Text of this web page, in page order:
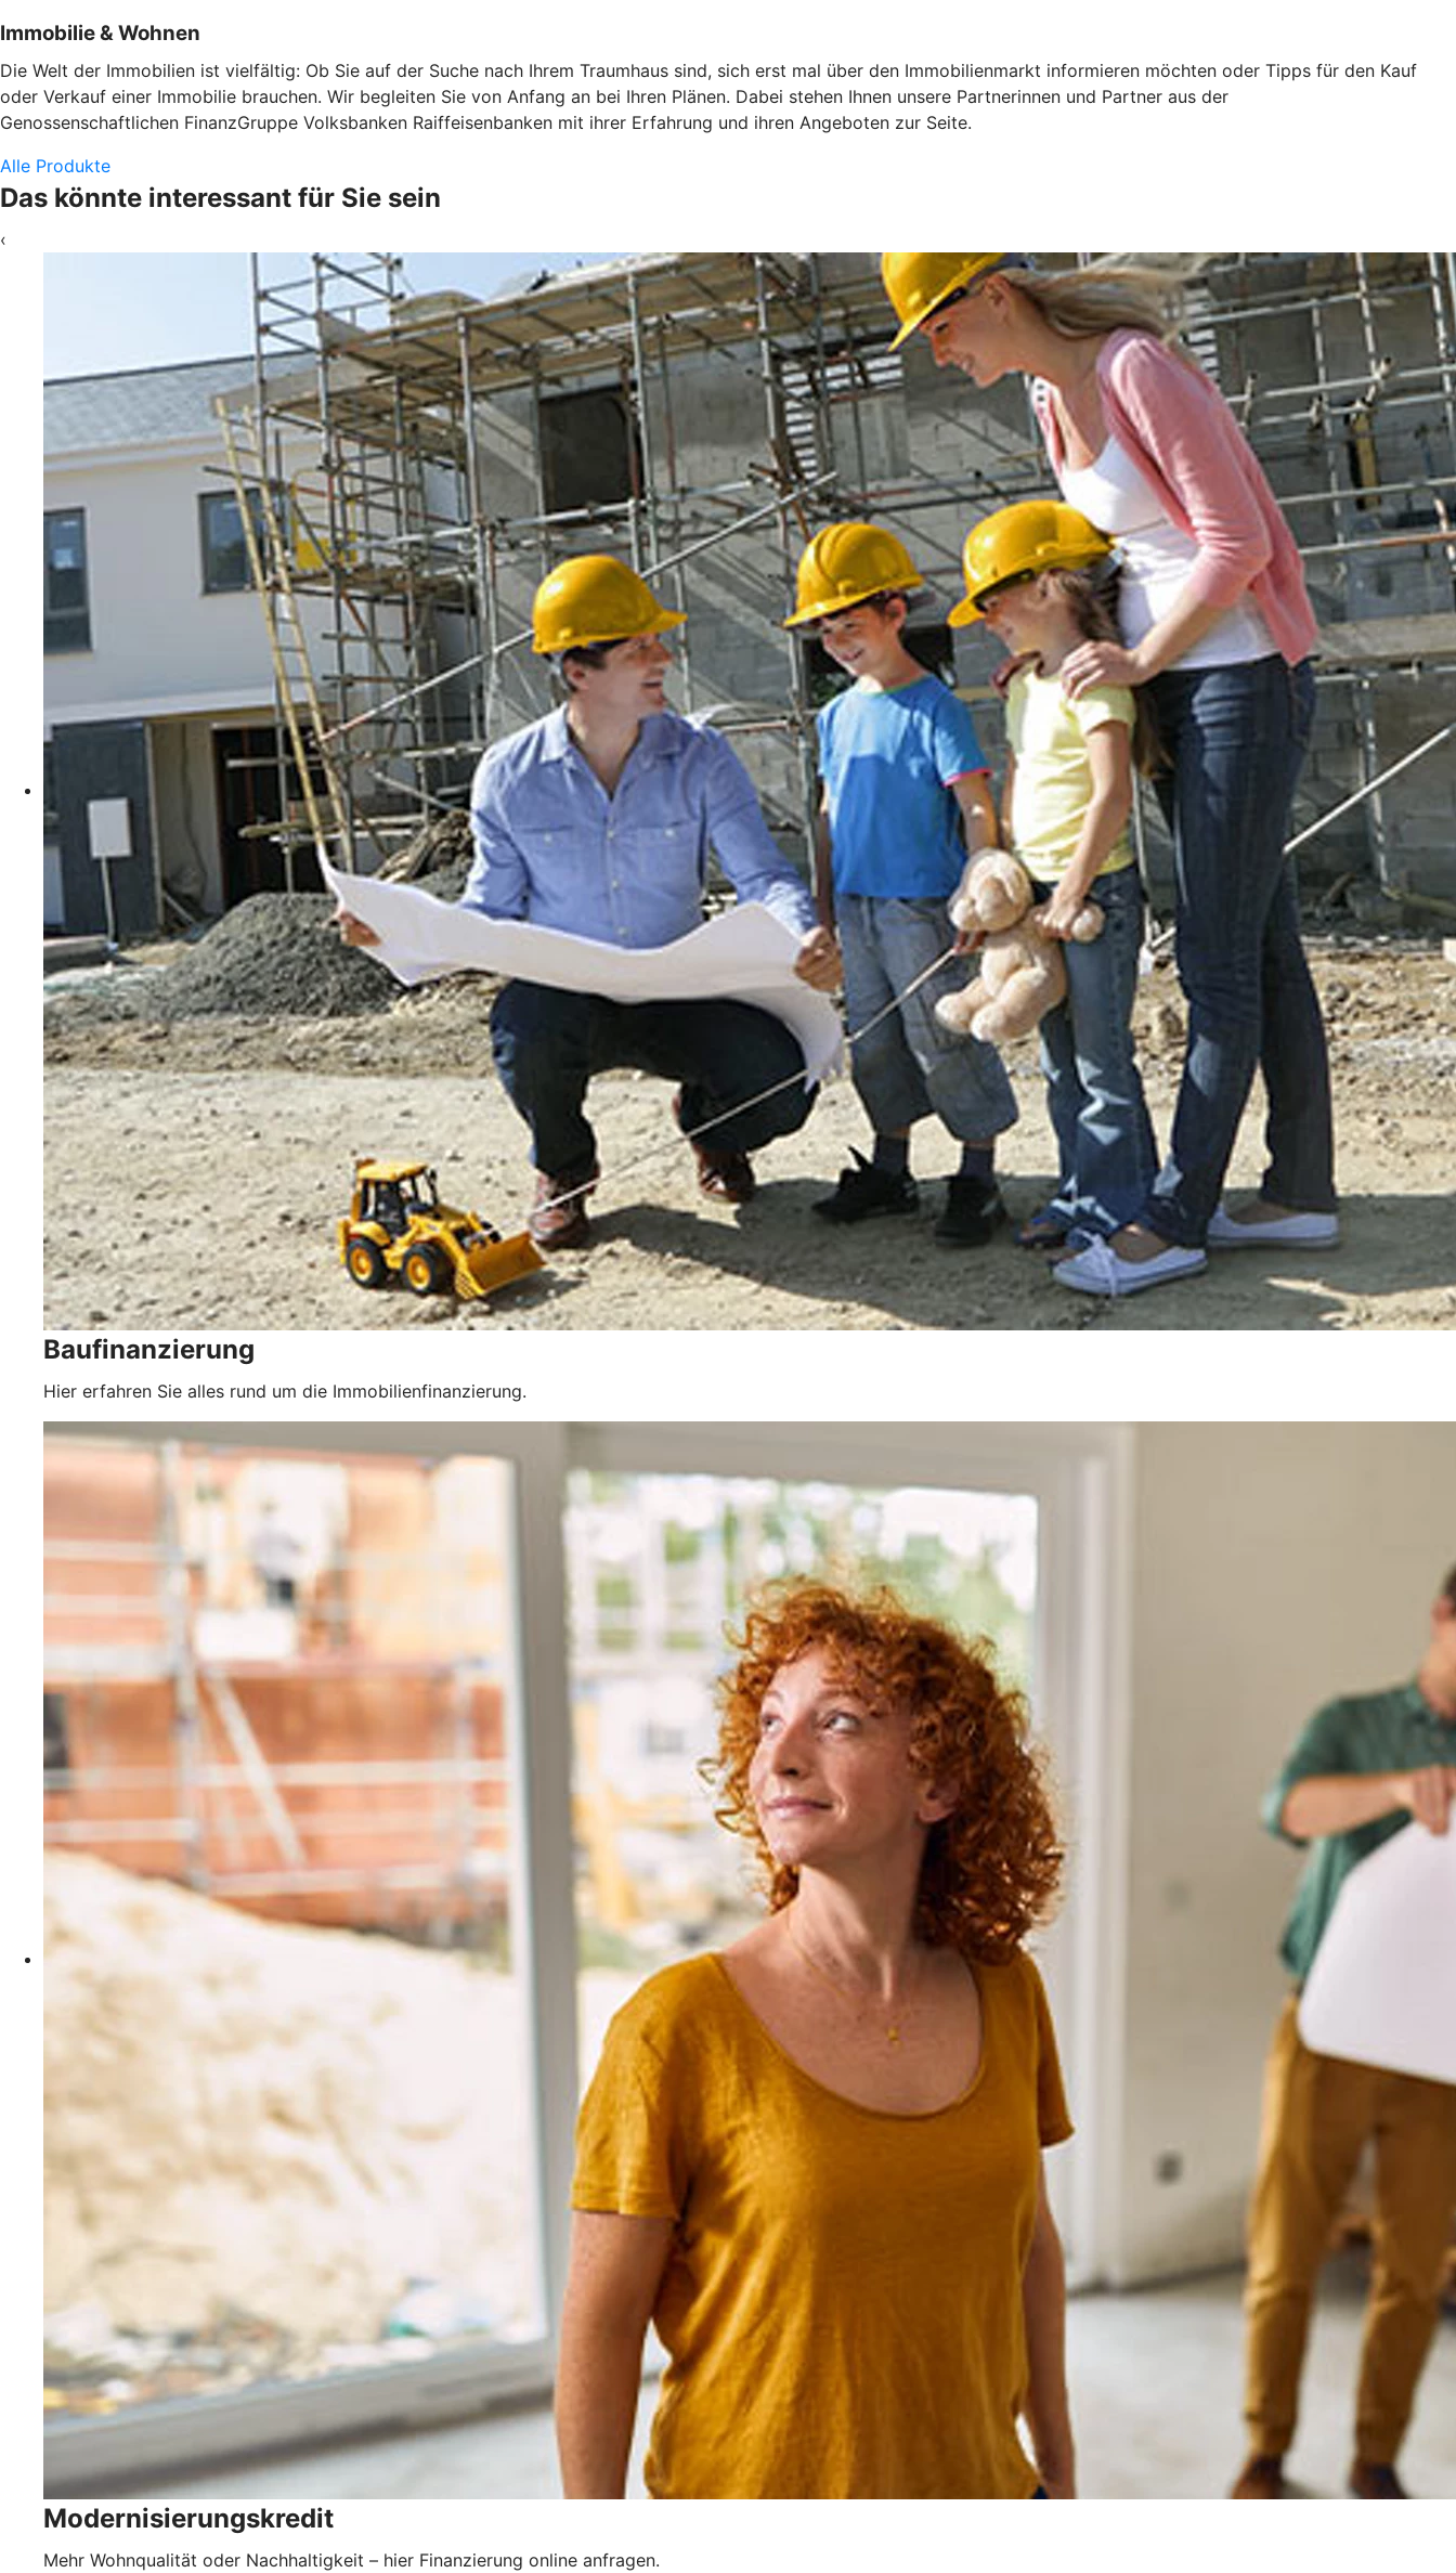
Immobilie & Wohnen
Die Welt der Immobilien ist vielfältig: Ob Sie auf der Suche nach Ihrem Traumhaus sind, sich erst mal über den Immobilienmarkt informieren möchten oder Tipps für den Kauf
oder Verkauf einer Immobilie brauchen. Wir begleiten Sie von Anfang an bei Ihren Plänen. Dabei stehen Ihnen unsere Partnerinnen und Partner aus der
Genossenschaftlichen FinanzGruppe Volksbanken Raiffeisenbanken mit ihrer Erfahrung und ihren Angeboten zur Seite.
Alle Produkte
Das könnte interessant für Sie sein
‹
Baufinanzierung
Hier erfahren Sie alles rund um die Immobilienfinanzierung.
Modernisierungskredit
Mehr Wohnqualität oder Nachhaltigkeit – hier Finanzierung online anfragen.